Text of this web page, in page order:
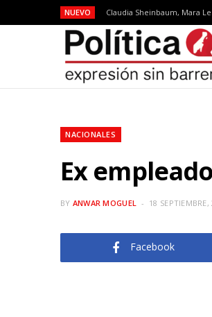
NUEVO
NACIONALES
Ex
BY ANWAR MOGUEL 18 SEPTIEMBRE,
Facebook